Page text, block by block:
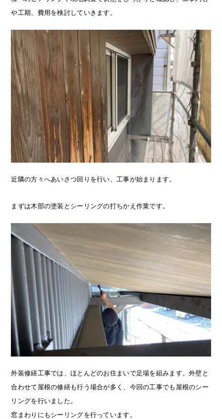
や工期、費用を検討していきます。
近隣の方々へあいさつ回りを行い、工事が始まります。
まずは木部の塗装とシーリングの打ちかえ作業です。
外装修繕工事では、ほとんどのお住まいで足場を組みます。外壁と
合わせて屋根の修繕も行う場合が多く、今回の工事でも屋根のシー
リングを行いました。
窓まわりにもシーリングを行っています。